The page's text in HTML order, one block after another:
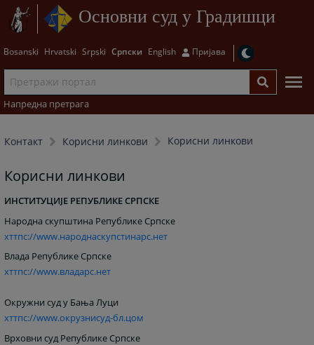
Основни суд у Градишци
Bosanski Hrvatski Srpski Српски English Пријава
Напредна претрага
Контакт Корисни линкови Корисни линкови
Корисни линкови
ИНСТИТУЦИЈЕ РЕПУБЛИКЕ СРПСКЕ
Народна скупштина Републике Српске
хттпс://www.народнаскупстинарс.нет
Влада Републике Српске
хттпс://www.владарс.нет
Окружни суд у Бања Луци
хттпс://www.окрузнисуд-бл.цом
Врховни суд Републике Српске